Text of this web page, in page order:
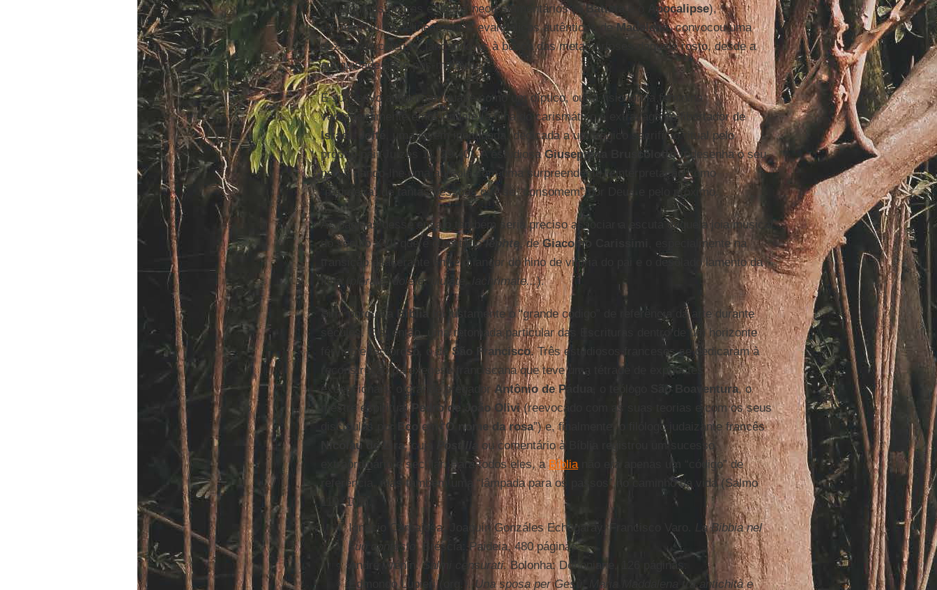
em algumas figuras e textos neotestamentários (oBatista Apocalipse),
reconstruiu os delineamentos evangélicos autênticos deMadalena, convocou uma
dezena de colegas, lançando-os à busca das metamorfoses daquele rosto, desde a
antiguidade até o pós-moderno.
É sugestivo aproximar, quase como um díptico, outra fisionomia feminina
verdadeiramente emocionante, a filha do carismático e extravagante libertador de
Israel
Jefté
, uma jovem inominada, dedicada a um trágico sacrifício ritual pelo
próprio pai (Juízes 11, 29-40). A estudiosaGiuseppina Bruscolottoredesenha o seu
perfil, dando-lhe uma auréola com uma surpreendente reinterpretação como
“padroeira” de tantas pessoas que se “consomem” por Deus e pelo próximo.
Às páginas desse ensaio também seria preciso associar a escuta daquela joia musical
do século XVII que é o oratórioIephte, deGiacomo Carissimi
, especialmente na
transição dilacerante entre o langor do hino de vitória do pai e o desolado lamento da
filha ( plorate, dolete, ululate, lachrimate...).
Sim, porque a Bíblia
foi justamente o “grande código” de referência da arte durante
séculos. Eis, então, uma retomada particular das Escrituras dentro de um horizonte
férvido e fervoroso, o deSão Francisco. Três estudiosos franceses se dedicaram à
reconstrução da exegese franciscana que teve uma tétrade de expoentes
excepcionais: o grande pregadorAntônio de Pádua São Boaventura, o
mestre espiritual Pedro de João Olivi(reevocado com as suas teorias e com os seus
discípulos por
Eco em “O nome da rosa”) e, finalmente, o filólogo judaizante francês
Nicolau de Lira, cuja Postilla
ou comentário à Bíblia registrou um sucesso
extraordinário e secular. Para todos eles, aBíblianão era apenas um “código” de
referência, mas também uma “lâmpada para os passos” no caminho da vida (Salmo
119, 105).
Ignacio Carbajosa, Joaquín Gonzáles Echegaray, Francisco Varo.
La Bibbia nel
suo contesto
. Bréscia: Paideia, 480 páginas.
André Wénin.Salmi censurati. Bolonha: Dehoniane, 126 páginas.
Edmondo Lupieri (org.).Una sposa per Gesù. Maria Maddalena tra antichità e